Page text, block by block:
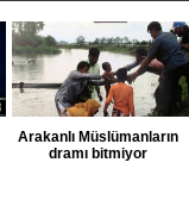
Arakanlı Müslümanların
dramı bitmiyor